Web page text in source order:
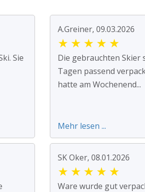
Sie
A.Greiner, 09.03.2026
★ ★ ★ ★ ★
Die gebrauchten Skier
Tagen passend
hatte am Wochenend...
Mehr lesen ...
SK Oker, 08.01.2026
★ ★ ★ ★ ★
Ware wurde gut